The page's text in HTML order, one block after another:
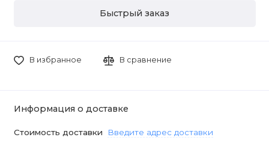
Быстрый заказ
В избранное В сравнение
Информация о доставке
Стоимость доставки Введите адрес доставки